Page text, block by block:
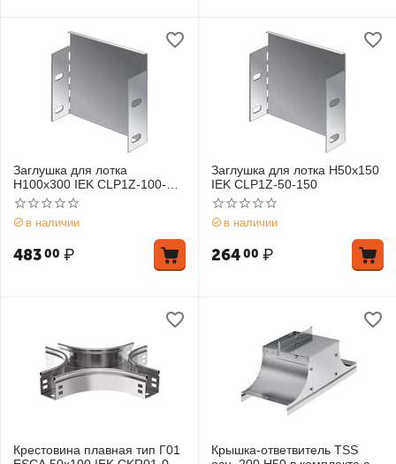
Заглушка для лотка
Н100х300 IEK CLP1Z-100-
300
в наличии
48300 ₽
Заглушка для лотка Н50х150
IEK CLP1Z-50-150
в наличии
26400 ₽
Крестовина плавная тип Г01
Крышка-ответвитель TSS